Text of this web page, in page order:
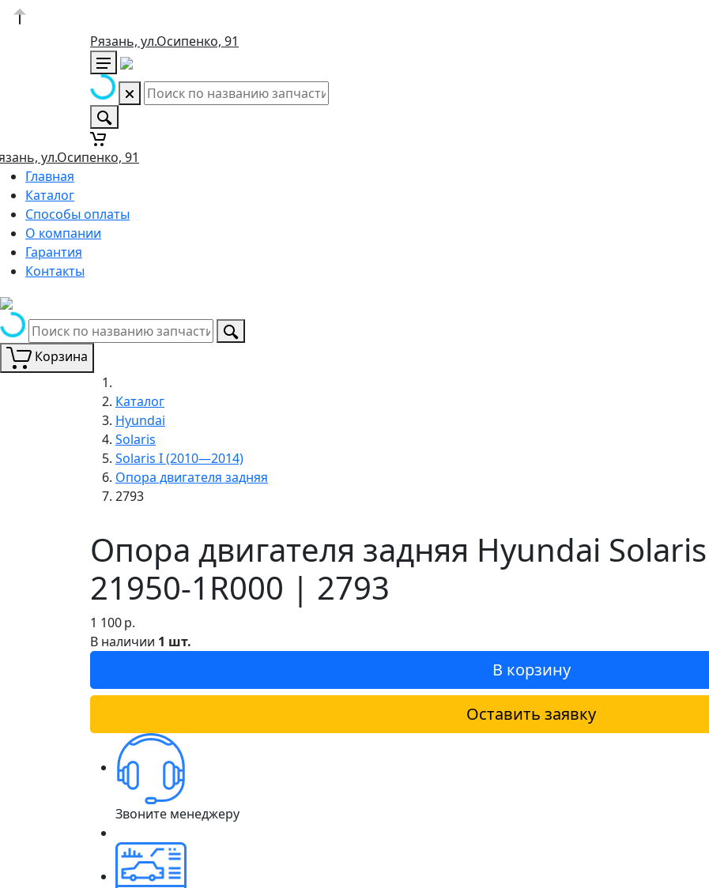
Рязань, ул.Осипенко, 91
ул.Осипенко, 91
Главная
Каталог
Способы оплаты
О компании
Гарантия
Контакты
Корзина
Каталог
Hyundai
Solaris
Solaris I (2010—2014)
Опора двигателя задняя
2793
Опора двигателя задняя Hyundai
21950-1R000 | 2793
1 100р.
В наличии 1 шт.
В корзину
Оставить заявку
Звоните менеджеру